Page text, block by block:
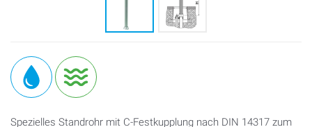
Spezielles Standrohr mit C-Festkupplung nach DIN 14317 zum